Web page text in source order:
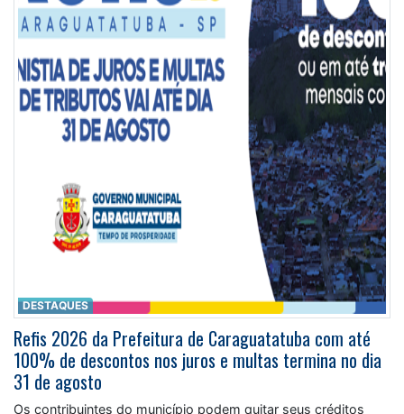
DESTAQUES
Refis 2026 da Prefeitura de Caraguatatuba com até
100% de descontos nos juros e multas termina no dia
31 de agosto
Os contribuintes do município podem quitar seus créditos